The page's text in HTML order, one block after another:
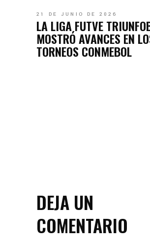
21 DE JUNIO DE 2026
LA LIGA FUTVE
MOSTRÓ AVANCES EN
TORNEOS CONMEBOL
DEJA UN
COMENTARIO